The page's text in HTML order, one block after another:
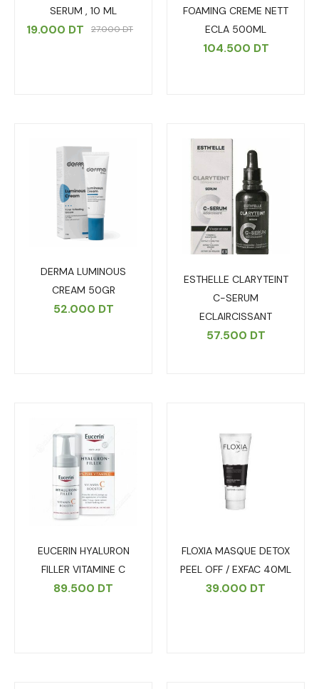
SERUM , 10 ML
27.000DT
19.000 DT
FOAMING CREME NETT
ECLA 500ML
104.500 DT
DERMA LUMINOUS
CREAM 50GR
52.000 DT
ESTHELLE CLARYTEINT
C-SERUM
ECLAIRCISSANT
57.500 DT
EUCERIN HYALURON
FILLER VITAMINE C
89.500 DT
FLOXIA MASQUE DETOX
PEEL OFF / EXFAC 40ML
39.000 DT